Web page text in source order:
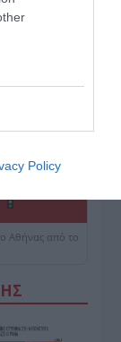
Policy
Αθήνας από το